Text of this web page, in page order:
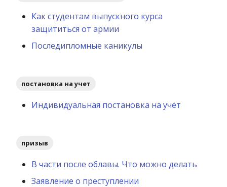
Как студентам выпускного курса
защититься от армии
Последипломные каникулы
постановка на учет
Индивидуальная постановка на учёт
призыв
В части после облавы. Что можно делать
Заявление о преступлении